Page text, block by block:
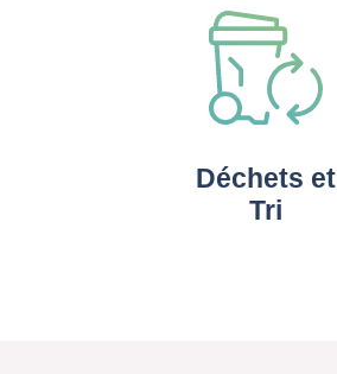
Déchets et
Tri